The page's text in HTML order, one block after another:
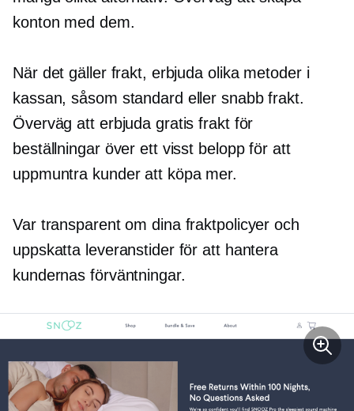
konton med dem.
När det gäller frakt, erbjuda olika metoder i
kassan, såsom standard eller snabb frakt.
Överväg att erbjuda gratis frakt för
beställningar över ett visst belopp för att
uppmuntra kunder att köpa mer.
Var transparent om dina fraktpolicyer och
uppskatta leveranstider för att hantera
kundernas förväntningar.